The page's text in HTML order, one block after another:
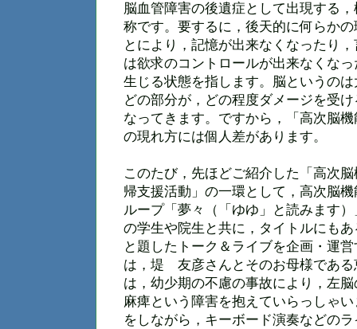
脳血管障害の後遺症として出現する
称です。要するに，後天的に何らか
とにより，記憶が出来なくなったり
は欲求のコントロールが出来なくな
生じる状態を指します。脳というの
どの部分が，どの程度ダメージを受
なってきます。ですから，「高次脳
の現れ方には個人差があります。
このたび，先ほどご紹介した「高次
帰支援活動」の一環として，高次脳
ループ「夢々（「ゆゆ」と読みます
の学生や院生と共に，タイトルにも
と題したトーク＆ライブを企画・運
は，堤 友彦さんとそのお母様であ
は，幼少期の不慮の事故により，左
麻痺という障害を抱えていらっしゃ
をしながら，キーボード演奏などの